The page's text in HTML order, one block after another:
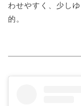
わせやすく、少し
的。